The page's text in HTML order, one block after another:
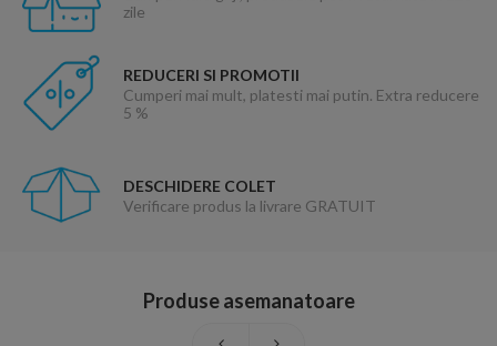
zile
REDUCERI SI PROMOTII
Cumperi mai mult, platesti mai putin. Extra reducere
5 %
DESCHIDERE COLET
Verificare produs la livrare GRATUIT
Produse asemanatoare